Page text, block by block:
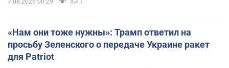
7.08.2026 00:29
«Нам они тоже нужны»: Трамп ответил на
просьбу Зеленского о передаче Украине ракет
для Patriot